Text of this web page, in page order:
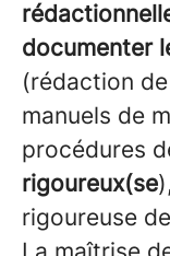
documenter
(rédaction
manuels de
procédures
rigoureux(se
rigoureuse